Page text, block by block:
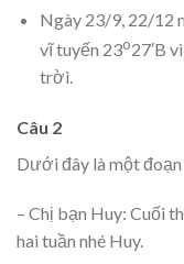
Ngày 23/9, 22/12
vĩ tuyến 23o27′B
trời.
Câu 2
Dưới đây là một
– Chị bạn Huy: Cuối
hai tuần nhé Huy.